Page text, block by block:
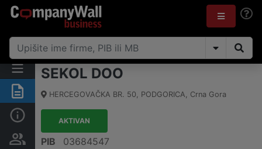
Sažetak
Osobe i vlasništvo
SEKOL DOO
HERCEGOVAČKA BR. 50, PODGORICA, Crna Gora
AKTIVAN
PIB
03684547